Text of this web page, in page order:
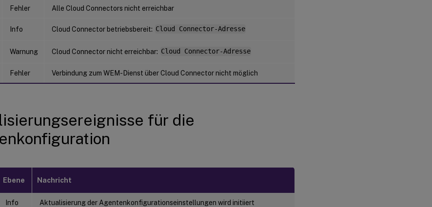
Fehler Alle Cloud Connectors nicht erreichbar
Info Cloud Connector betriebsbereit: Cloud Connector-Adresse
Warnung Cloud Connector nicht erreichbar: Cloud Connector-Adresse
Fehler Verbindung zum WEM-Dienst über Cloud Connector nicht möglich
für die
Ebene Nachricht
Info Aktualisierung der Agentenkonfigurationseinstellungen wird initiiert